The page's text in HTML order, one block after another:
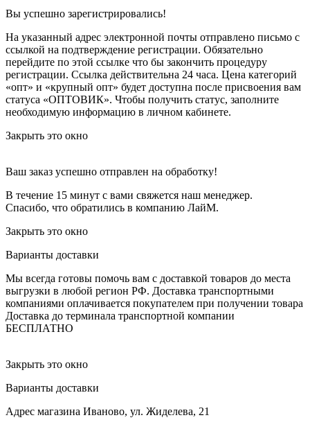
Вы успешно зарегистрировались!
На указанный адрес электронной почты отправлено письмо с
ссылкой на подтверждение регистрации. Обязательно
перейдите по этой ссылке что бы закончить процедуру
регистрации. Ссылка действительна 24 часа. Цена категорий
«опт» и «крупный опт» будет доступна после присвоения вам
статуса «ОПТОВИК». Чтобы получить статус, заполните
необходимую информацию в личном кабинете.
Закрыть это окно
Ваш заказ успешно отправлен на обработку!
В течение 15 минут с вами свяжется наш менеджер.
Спасибо, что обратились в компанию ЛайМ.
Закрыть это окно
Варианты доставки
Мы всегда готовы помочь вам с доставкой товаров до места
выгрузки в любой регион РФ. Доставка транспортными
компаниями оплачивается покупателем при получении товара
Доставка до терминала транспортной компании
БЕСПЛАТНО
Закрыть это окно
Варианты доставки
Адрес магазина Иваново, ул. Жиделева, 21